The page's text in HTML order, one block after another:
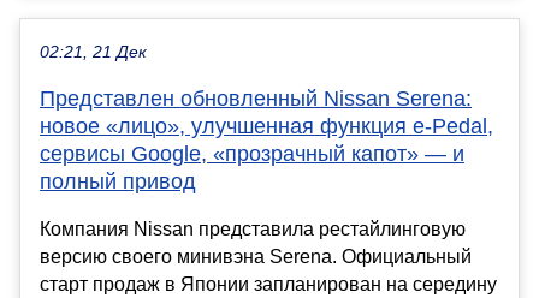
02:21, 21 Дек
Представлен обновленный Nissan Serena:
новое «лицо», улучшенная функция e-Pedal,
сервисы Google, «прозрачный капот» — и
полный привод
Компания Nissan представила рестайлинговую
версию своего минивэна Serena. Официальный
старт продаж в Японии запланирован на середину